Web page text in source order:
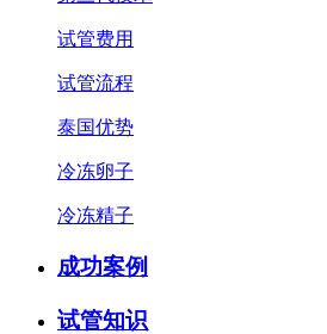
试管费用
试管流程
泰国优势
冷冻卵子
冷冻精子
成功案例
试管知识